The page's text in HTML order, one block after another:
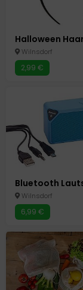
Wilnsdorf
2,99 €
Wilnsdorf
6,99 €